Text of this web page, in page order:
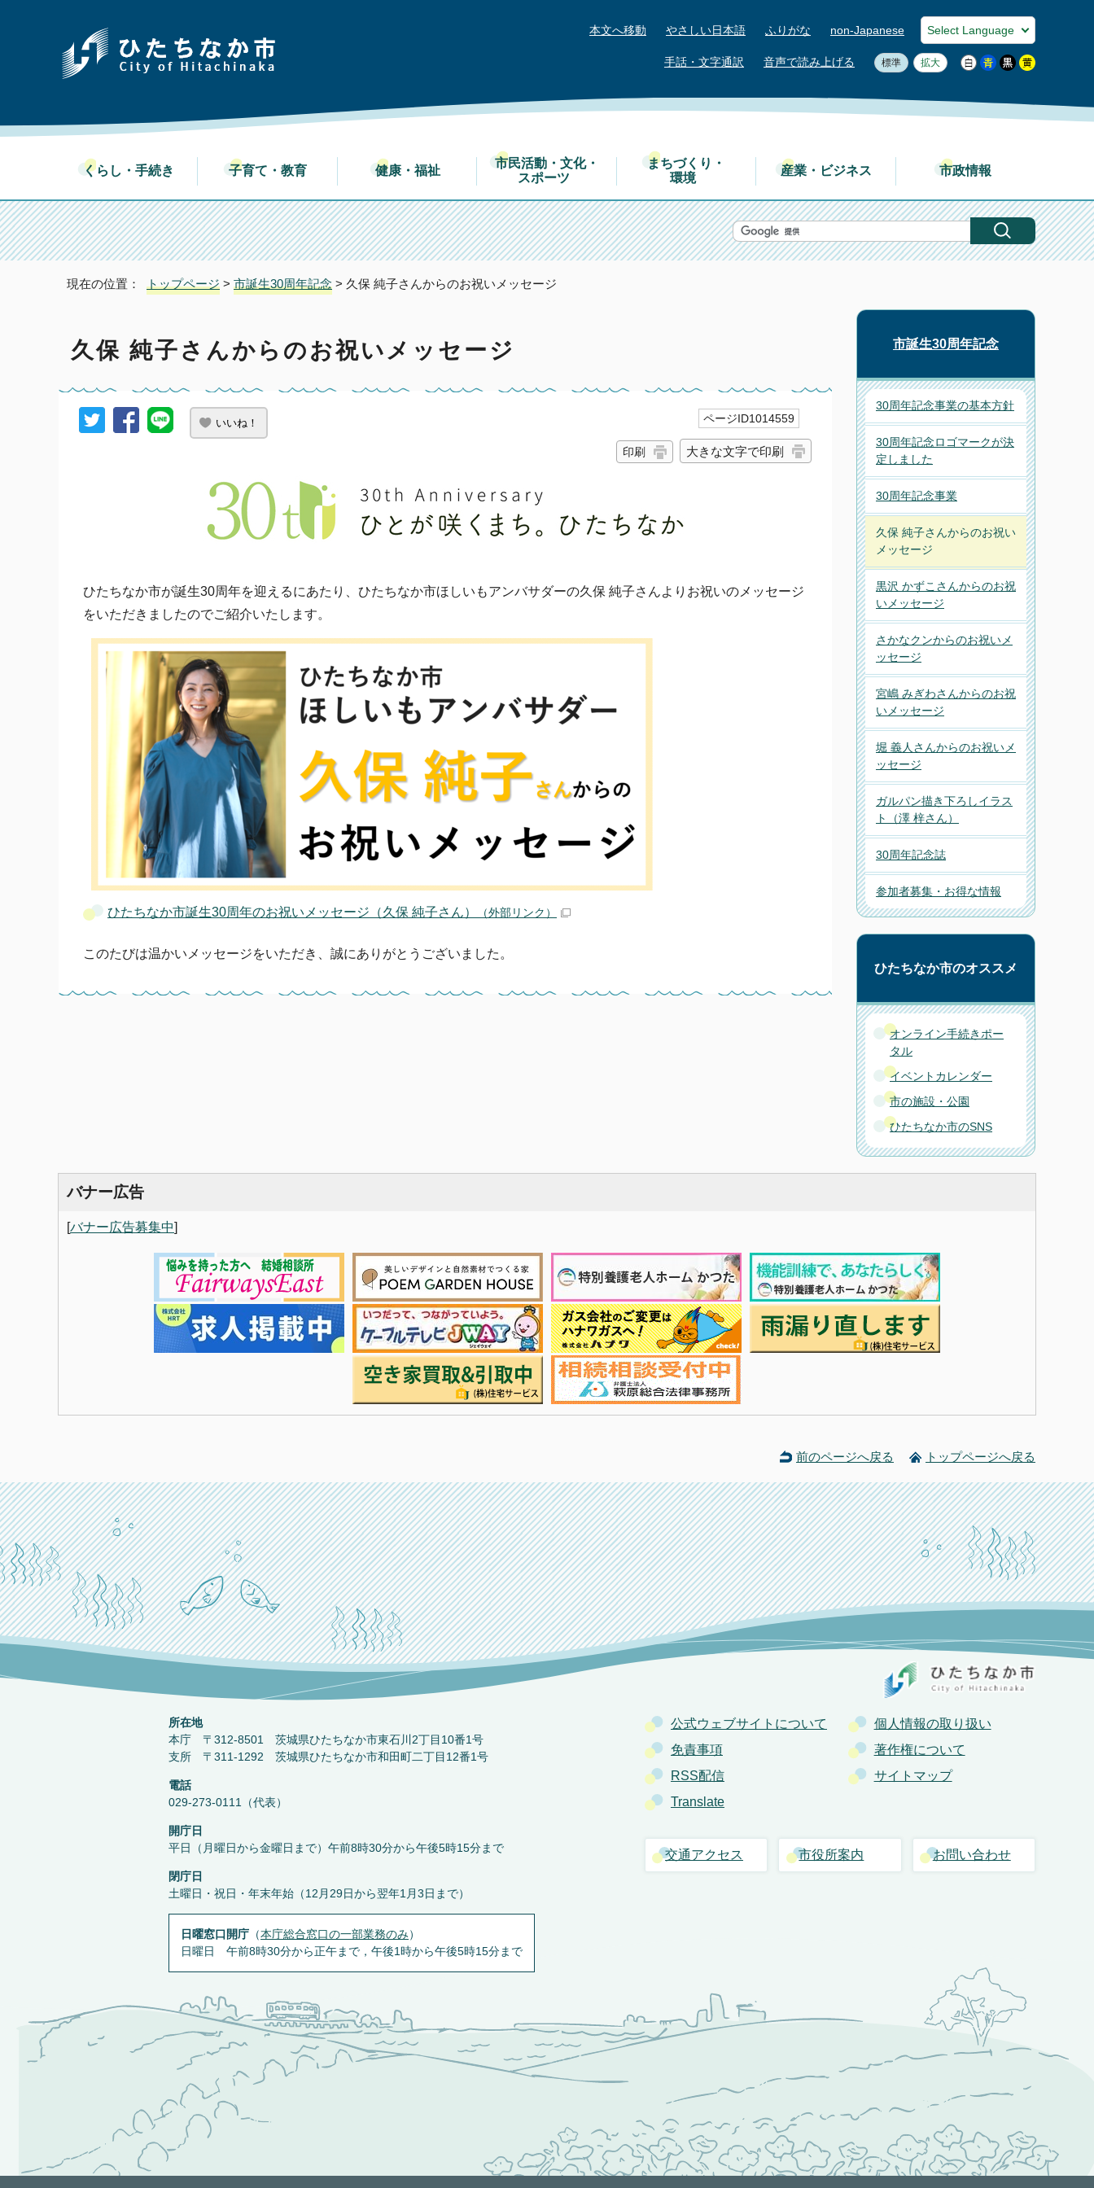
本文へ移動 やさしい日本語 ふりがな non-Japanese
手話・文字通訳 音声で読み上げる 標準 拡大
くらし・手続き 子育て・教育 健康・福祉
市民活動・文化・
スポーツ
まちづくり・
環境
産業・ビジネス 市政情報
現在の位置： トップページ > 市誕生30周年記念 > 久保 純子さんからのお祝いメッセージ
久保 純子さんからのお祝いメッセージ
いいね！ ページID1014559
印刷 大きな文字で印刷
ひたちなか市が誕生30周年を迎えるにあたり、ひたちなか市ほしいもアンバサダーの久保 純子さんよりお祝いのメッセージ
をいただきましたのでご紹介いたします。
ひたちなか市誕生30周年のお祝いメッセージ（久保 純子さん） （外部リンク）
このたびは温かいメッセージをいただき、誠にありがとうございました。
市誕生30周年記念
30周年記念事業の基本方針
30周年記念ロゴマークが決
定しました
30周年記念事業
久保 純子さんからのお祝い
メッセージ
黒沢 かずこさんからのお祝
いメッセージ
さかなクンからのお祝いメ
ッセージ
宮嶋 みぎわさんからのお祝
いメッセージ
堀 義人さんからのお祝いメ
ッセージ
ガルパン描き下ろしイラス
ト（澤 梓さん）
30周年記念誌
参加者募集・お得な情報
ひたちなか市のオススメ
オンライン手続きポー
タル
イベントカレンダー
市の施設・公園
ひたちなか市のSNS
バナー広告
[バナー広告募集中]
前のページへ戻る トップページへ戻る
公式ウェブサイトについて
個人情報の取り扱い
免責事項
著作権について
RSS配信
サイトマップ
Translate
交通アクセス 市役所案内 お問い合わせ
所在地
本庁 〒312-8501 茨城県ひたちなか市東石川2丁目10番1号
支所 〒311-1292 茨城県ひたちなか市和田町二丁目12番1号
電話
029-273-0111（代表）
開庁日
平日（月曜日から金曜日まで）午前8時30分から午後5時15分まで
閉庁日
土曜日・祝日・年末年始（12月29日から翌年1月3日まで）
日曜窓口開庁 （本庁総合窓口の一部業務のみ）
日曜日 午前8時30分から正午まで，午後1時から午後5時15分まで